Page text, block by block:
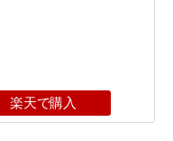
楽天で購入